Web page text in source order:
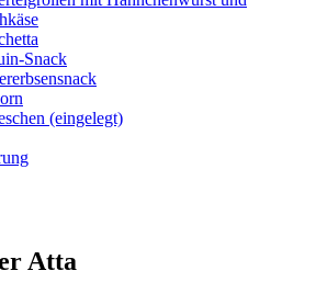
Snack
(eingelegt)
Atta